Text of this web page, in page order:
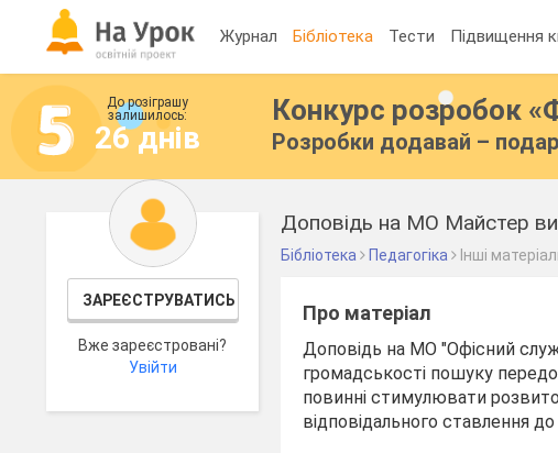
Журнал Бібліотека Тести Підвищення
До розіграшу
залишилось:
26 днів
Конкурс розробок
Розробки додавай –
ЗАРЕЄСТРУВАТИСЬ
Вже зареєстровані?
Увійти
Доповідь на МО Майстер
Бібліотека Педагогіка Інші
Про матеріал
Доповідь на МО "Офісний
громадськості пошуку
повинні стимулювати
відповідального ставлення